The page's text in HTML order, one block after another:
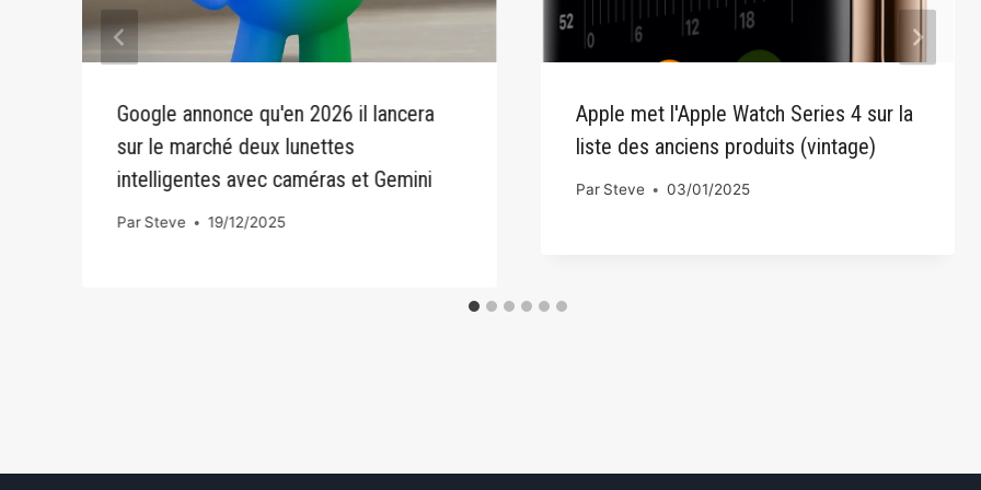
Google annonce qu'en 2026 il lancera
sur le marché deux lunettes
intelligentes avec caméras et Gemini
ParSteve 19/12/2025
Apple met l'Apple Watch Series 4 sur la
liste des anciens produits (vintage)
Par Steve 03/01/2025